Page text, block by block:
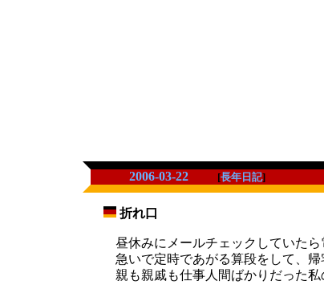
2006-03-22 [長年日記]
折れ口
昼休みにメールチェックしていた
急いで定時であがる算段をして、
親も親戚も仕事人間ばかりだった